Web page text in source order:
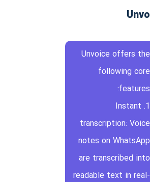
Unvoice offers the
following core
features:
1. Instant
transcription: Voice
notes on WhatsApp
are transcribed into
readable text in real-